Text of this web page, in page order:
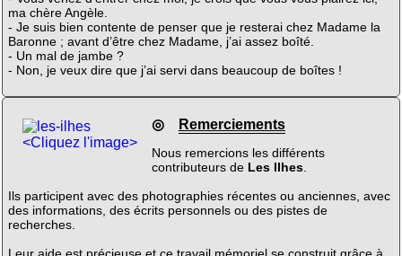
ma chère Angèle.
- Je suis bien contente de penser que je resterai chez Madame la
Baronne ; avant d’être chez Madame, j’ai assez boîté.
- Un mal de jambe ?
- Non, je veux dire que j’ai servi dans beaucoup de boîtes !
<Cliquez l'image>
◎ Remerciements
Nous remercions les différents
contributeurs de Les Ilhes.
Ils participent avec des photographies récentes ou anciennes, avec
des informations, des écrits personnels ou des pistes de
recherches.